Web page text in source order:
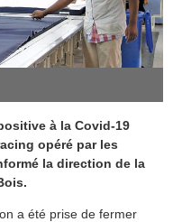
à la Covid-19
opéré par les
la direction de la
a été prise de fermer